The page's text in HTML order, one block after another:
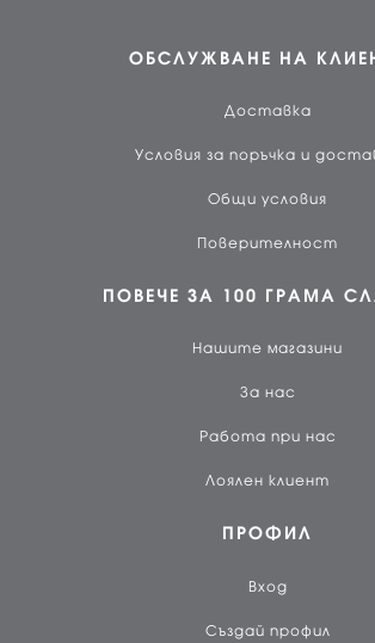
ОБСЛУЖВАНЕ НА
Доставка
Условия за поръчка и
Общи условия
Поверителност
ПОВЕЧЕ ЗА 100 ГРАМА
Нашите магазини
За нас
Работа при нас
Лоялен клиент
ПРОФИЛ
Вход
Създай профил